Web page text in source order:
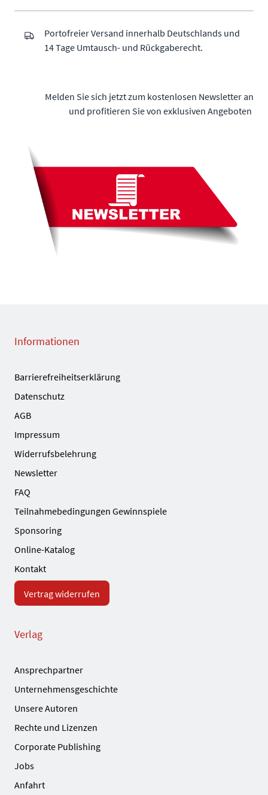
Portofreier Versand innerhalb Deutschlands und
14 Tage Umtausch- und Rückgaberecht.
Melden Sie sich jetzt zum kostenlosen Newsletter an
und profitieren Sie von exklusiven Angeboten
Informationen
Barrierefreiheitserklärung
Datenschutz
AGB
Impressum
Widerrufsbelehrung
Newsletter
FAQ
Teilnahmebedingungen Gewinnspiele
Sponsoring
Online-Katalog
Kontakt
Vertrag widerrufen
Verlag
Ansprechpartner
Unternehmensgeschichte
Unsere Autoren
Rechte und Lizenzen
Corporate Publishing
Jobs
Anfahrt